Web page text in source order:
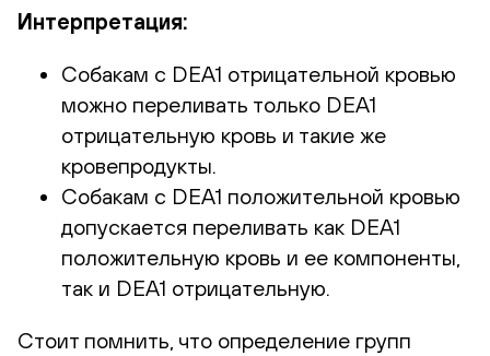
Интерпретация:
Собакам с DEA1 отрицательной кровью
можно переливать только DEA1
отрицательную кровь и такие же
кровепродукты.
Собакам с DEA1 положительной кровью
допускается переливать как DEA1
положительную кровь и ее компоненты,
так и DEA1 отрицательную.
Стоит помнить, что определение групп